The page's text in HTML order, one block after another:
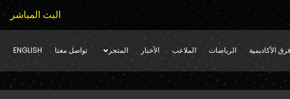
البث المباشر
فرق الأكاديمية الرياضات الملاعب الأخبار المتجر تواصل معنا ENGLISH